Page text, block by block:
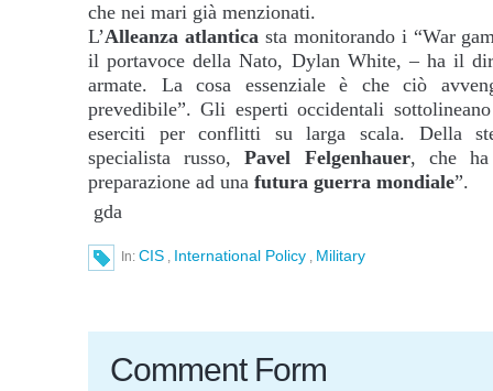
che nei mari già menzionati.
L’Alleanza atlanticasta monitorando i “War
il portavoce della Nato, Dylan White, – ha il
armate. La cosa essenziale è che ciò
prevedibile”. Gli esperti occidentali
eserciti per conflitti su larga scala. Della
specialista russo,Pavel Felgenhauer, che ha
preparazione ad una futura guerra mondiale”.
gda
In: CIS , International Policy , Military
Comment Form